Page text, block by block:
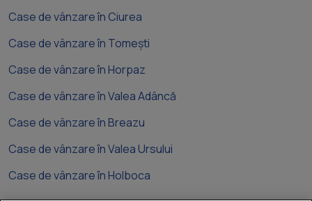
Case de vânzare în Ciurea
Case de vânzare în Tomești
Case de vânzare în Horpaz
Case de vânzare în Valea Adâncă
Case de vânzare în Breazu
Case de vânzare în Valea Ursului
Case de vânzare în Holboca